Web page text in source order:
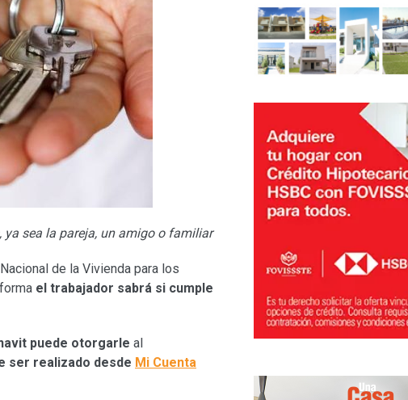
sea la pareja, un amigo o familiar
de la Vivienda para los
el trabajador sabrá si cumple
puede otorgarle al
ser realizado desde Mi Cuenta